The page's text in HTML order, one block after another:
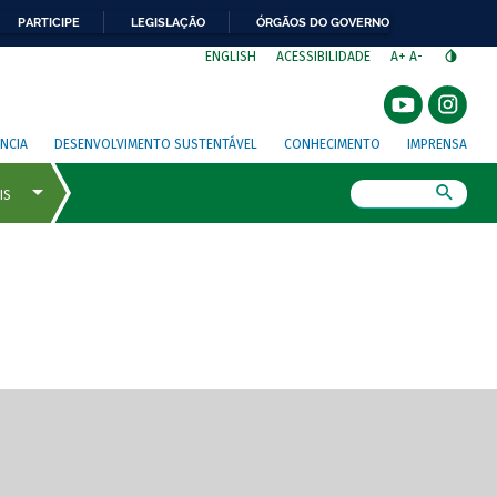
PARTICIPE LEGISLAÇÃO ÓRGÃOS DO GOVERNO
ENGLISH ACESSIBILIDADE A+ A-
DESENVOLVIMENTO SUSTENTÁVEL CONHECIMENTO IMPRENSA
de tela